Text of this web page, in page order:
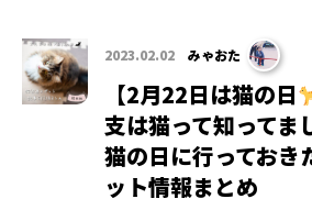
2023.02.02 みゃおた
【2月22日は猫の日
支は猫って知ってま
猫の日に行っておき
ット情報まとめ